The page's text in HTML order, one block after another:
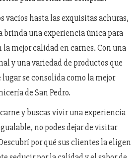
vacíos hasta las exquisitas achuras,
brinda una experiencia única para
la mejor calidad en carnes. Con una
y una variedad de productos que
se consolida como la mejor
de San Pedro.
y buscas vivir una experiencia
no podes dejar de visitar
por qué sus clientes la eligen